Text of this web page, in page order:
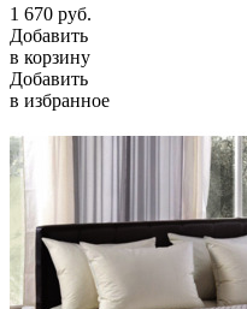
1 670 руб.
Добавить
в корзину
Добавить
в избранное